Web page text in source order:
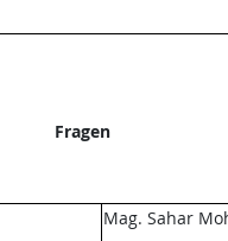
Fragen
Mag. Sahar